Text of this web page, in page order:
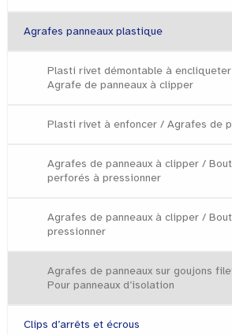
Agrafes panneaux plastique
Plasti rivet démontable à
Agrafe de panneaux à clipper
Plasti rivet à enfoncer / Agrafes de
Agrafes de panneaux à clipper /
perforés à pressionner
Agrafes de panneaux à clipper /
pressionner
Agrafes de panneaux sur goujons
Pour panneaux d’isolation
Clips d’arrêts et écrous